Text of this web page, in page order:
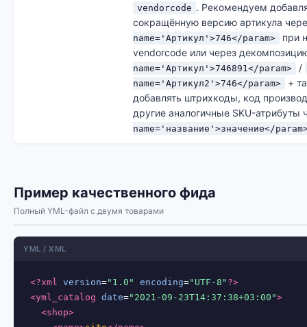
vendorcode . Рекомендуем
сокращённую версию артикула
name='Артикул'>746</param>
при
vendorcode или через
name='Артикул'>746891</param> /
name='Артикул2'>746</param>
+
добавлять штрихкоды, код
другие аналогичные SKU-атрибуты
name='название'>значение</
Пример качественного фида
Полный YML-файл с двумя товарами
YML / XML
<?xml version="1.0" encoding="UTF-8" ?>
<yml_catalog date="2021-09-23T14:37:38+03:00">
<shop>